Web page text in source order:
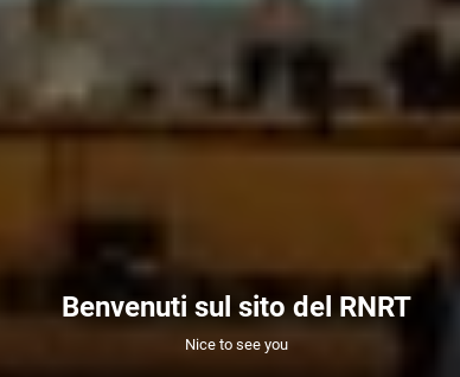
Benvenuti sul sito del RNRT
Nice to see you